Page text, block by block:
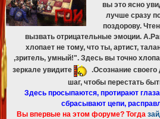
вы это ясно
лучше сразу
поздорову.
вызвать отрицательные эмоции.
хлопает не тому, что ты, артист,
,зритель, умный!". Здесь вы точно
зеркале увидите
.Осознание
шаг, чтобы перестать
Здесь просыпаются, протирают
сбрасывают цепи,
Вы впервые на этом форуме? Тогда